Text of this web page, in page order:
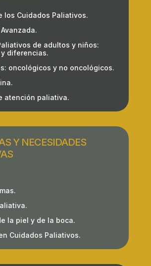
los Cuidados Paliativos.
de adultos y niños:
diferencias.
oncológicos y no oncológicos.
atención paliativa.
Y NECESIDADES
la piel y de la boca.
Cuidados Paliativos.